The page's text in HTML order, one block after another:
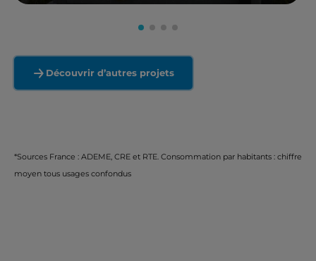
En savoir plus
Découvrir d’autres projets
*Sources France : ADEME, CRE et RTE. Consommation par habitants : chiffre
moyen tous usages confondus